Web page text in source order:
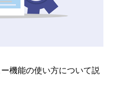
機能の使い方について説